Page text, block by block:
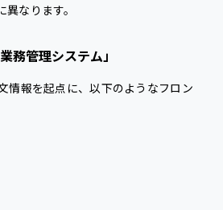
なります。
務管理システム」
情報を起点に、以下のようなフロン